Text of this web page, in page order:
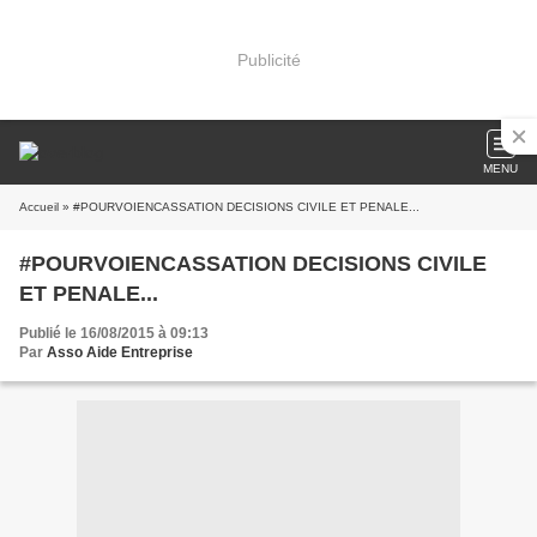
Publicité
MENU
Accueil » #POURVOIENCASSATION DECISIONS CIVILE ET PENALE...
#POURVOIENCASSATION DECISIONS CIVILE
ET PENALE...
Publié le 16/08/2015 à 09:13
Par Asso Aide Entreprise